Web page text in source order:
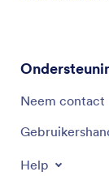
Neem contact
Help